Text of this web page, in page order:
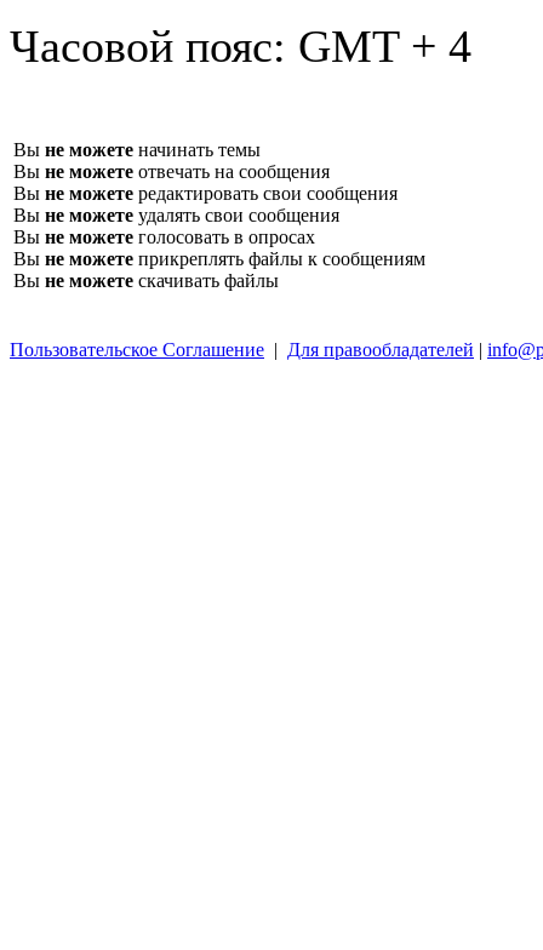
Часовой пояс: GMT + 4
Вы не можете начинать темы
Вы не можете отвечать на сообщения
Вы не можете редактировать свои сообщения
Вы не можете удалять свои сообщения
Вы не можете голосовать в опросах
Вы не можете прикреплять файлы к сообщениям
Вы не можете скачивать файлы
Пользовательское Соглашение | Для правообладателей |